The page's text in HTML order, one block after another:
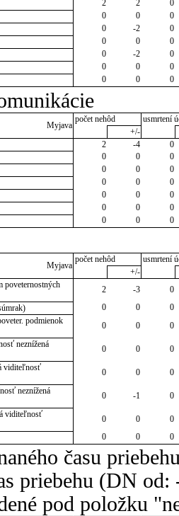
2 2
0
0 0
0
0 -2
0
0 0
0
0 -2
0
0 0
0
0 0 0
Myjava
počet nehôd
usmrtení
+/-
2 -4
0
0 0
0
0 0
0
0 0
0
0 0
0
0 0
0
0 0 0
Myjava
počet nehôd
usmrtení
+/-
poveternostných
2 -3
0
0 0
0
podmienok
0 0
0
neznížená
0 0
0
viditeľnosť
0 0
0
neznížená
0 -1
0
viditeľnosť
0 0
0
0 0 0
času
priebehu (DN
pod položku